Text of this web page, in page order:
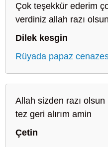
Çok teşekkür ederim
verdiniz allah razı
Dilek kesgin
Rüyada papaz
Allah sizden razı olsun
tez geri alırım amin
Çetin